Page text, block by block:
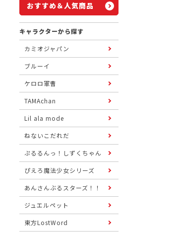
おすすめ＆人気商品
キャラクターから探す
カミオジャパン
ブルーイ
ケロロ軍曹
TAMAchan
Lil ala mode
ねないこだれだ
ぷるるんっ！しずくちゃん
ぴえろ魔法少女シリーズ
あんさんぶるスターズ！！
ジュエルペット
東方LostWord